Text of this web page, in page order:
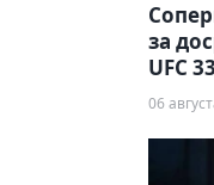
за
UFC
06